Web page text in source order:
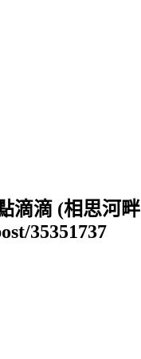
滴滴 (相思河
35351737